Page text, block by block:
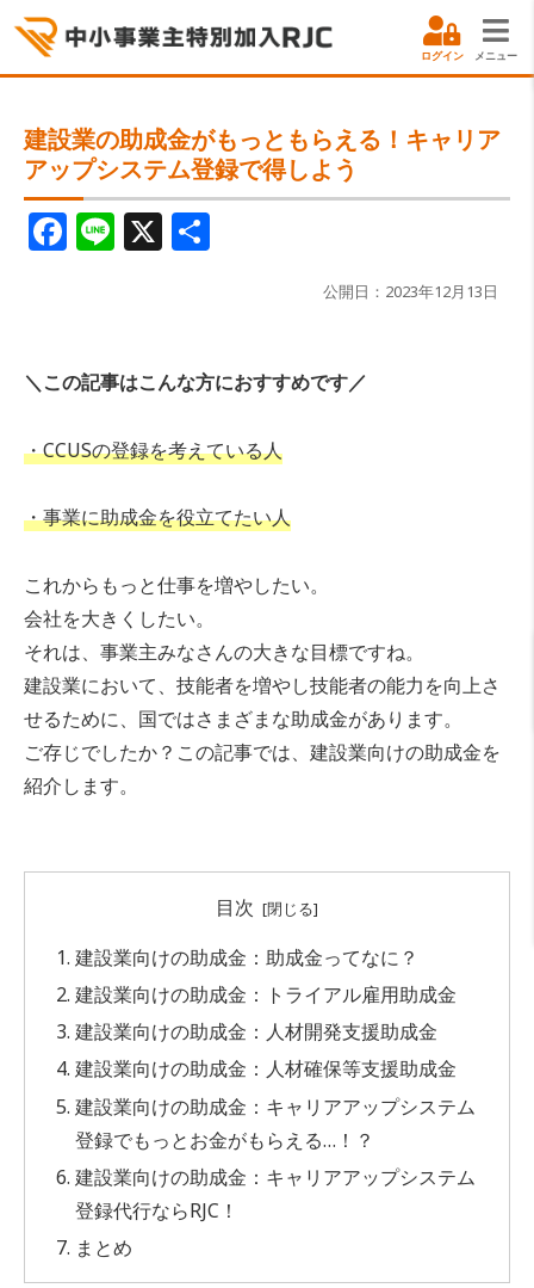
ログイン メニュー
建設業の助成金がもっともらえる！キャリア
アップシステム登録で得しよう
F
a
b
o
k
Li
n
X
公開日：2023年12月13日
＼この記事はこんな方におすすめです／
・CCUSの登録を考えている人
・事業に助成金を役立てたい人
これからもっと仕事を増やしたい。
会社を大きくしたい。
それは、事業主みなさんの大きな目標ですね。
建設業において、技能者を増やし技能者の能力を向上さ
せるために、国ではさまざまな助成金があります。
ご存じでしたか？この記事では、建設業向けの助成金を
紹介します。
目次
建設業向けの助成金：助成金ってなに？
建設業向けの助成金：トライアル雇用助成金
建設業向けの助成金：人材開発支援助成金
建設業向けの助成金：人材確保等支援助成金
建設業向けの助成金：キャリアアップシステム
登録でもっとお金がもらえる…！？
建設業向けの助成金：キャリアアップシステム
登録代行ならRJC！
まとめ